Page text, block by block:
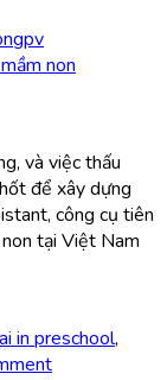
và việc thấu
để xây dựng
công cụ tiên
tại Việt Nam
ai in preschool,